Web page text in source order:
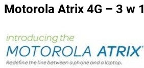
Motorola Atrix 4G – 3 w 1